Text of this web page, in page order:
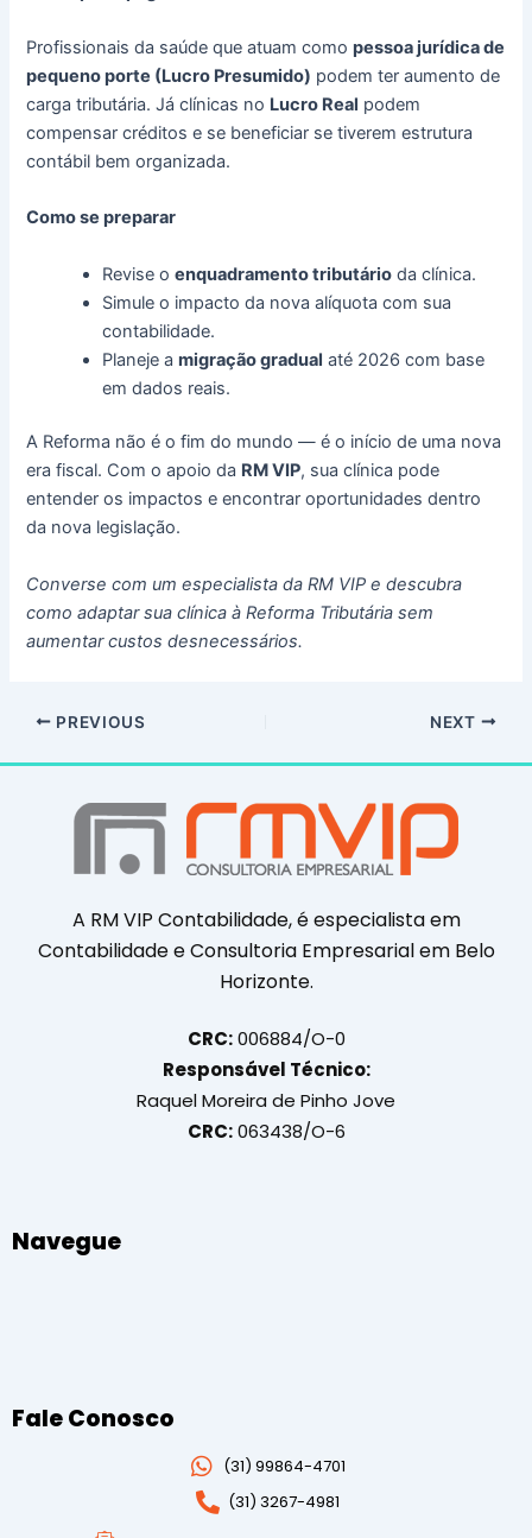
Profissionais da saúde que atuam comopessoa jurídica de
pequeno porte (Lucro Presumido) podem ter aumento de
carga tributária. Já clínicas no Lucro Real podem
compensar créditos e se beneficiar se tiverem estrutura
contábil bem organizada.
Como se preparar
Revise oenquadramento tributário da clínica.
Simule o impacto da nova alíquota com sua
contabilidade.
Planeje amigração gradual até 2026 com base
em dados reais.
A Reforma não é o fim do mundo — é o início de uma nova
era fiscal. Com o apoio da RM VIP, sua clínica pode
entender os impactos e encontrar oportunidades dentro
da nova legislação.
Converse com um especialista da RM VIP e descubra
como adaptar sua clínica à Reforma Tributária sem
aumentar custos desnecessários.
PREVIOUS NEXT
A RM VIP Contabilidade, é especialista em
Contabilidade e Consultoria Empresarial em Belo
Horizonte.
CRC:006884/O-0
Responsável Técnico:
Raquel Moreira de Pinho Jove
CRC:063438/O-6
Navegue
Fale Conosco
(31) 99864-4701
(31) 3267-4981